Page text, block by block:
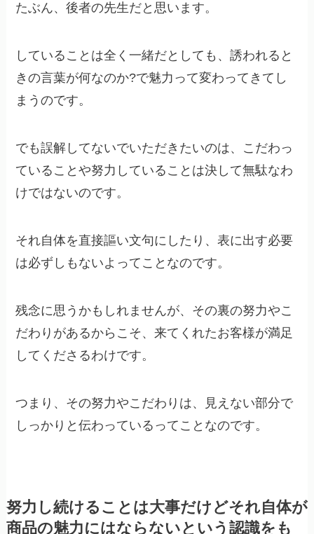
たぶん、後者の先生だと思います。
していることは全く一緒だとしても、誘われると
きの言葉が何なのか?で魅力って変わってきてし
まうのです。
でも誤解してないでいただきたいのは、こだわっ
ていることや努力していることは決して無駄なわ
けではないのです。
それ自体を直接謳い文句にしたり、表に出す必要
は必ずしもないよってことなのです。
残念に思うかもしれませんが、その裏の努力やこ
だわりがあるからこそ、来てくれたお客様が満足
してくださるわけです。
つまり、その努力やこだわりは、見えない部分で
しっかりと伝わっているってことなのです。
努力し続けることは大事だけどそれ自体が
商品の魅力にはならないという認識をも